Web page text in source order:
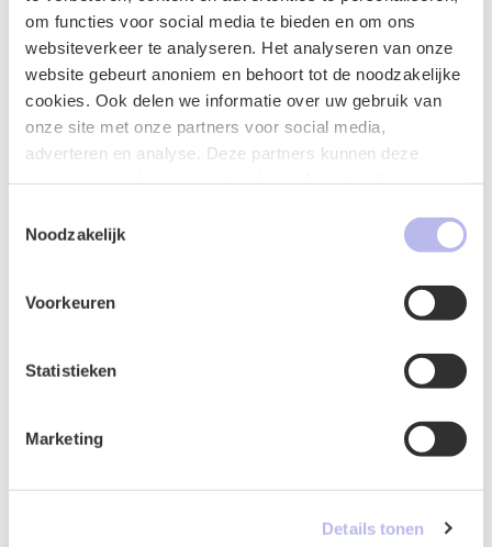
om functies voor social media te bieden en om ons
websiteverkeer te analyseren. Het analyseren van onze
website gebeurt anoniem en behoort tot de noodzakelijke
cookies. Ook delen we informatie over uw gebruik van
onze site met onze partners voor social media,
adverteren en analyse. Deze partners kunnen deze
uw gebruik van hun services.
Noodzakelijk
Voorkeuren
Statistieken
Marketing
Details tonen